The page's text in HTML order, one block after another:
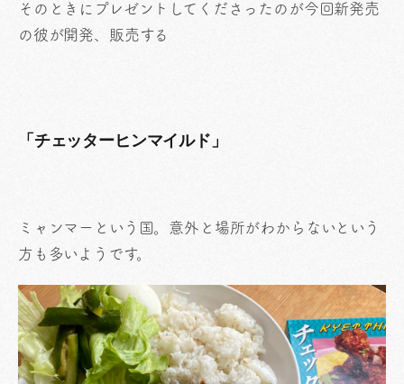
そのときにプレゼントしてくださったのが今回新発売
の彼が開発、販売する
「チェッターヒンマイルド」
ミャンマーという国。意外と場所がわからないという
方も多いようです。